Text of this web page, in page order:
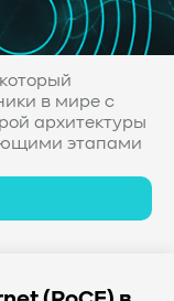
Recording
в мире с
архитектуры
этапами